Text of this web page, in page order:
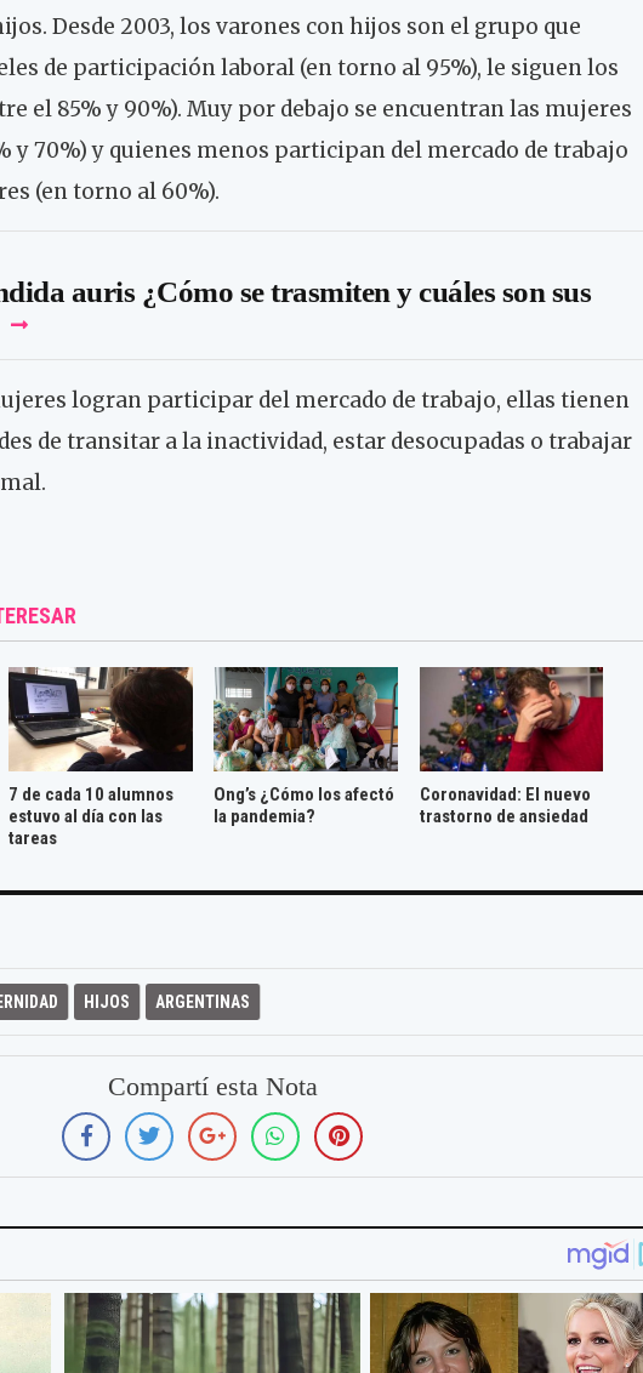
Desde 2003, los varones con hijos son el grupo que
de participación laboral (en torno al 95%), le siguen los
el 85% y 90%). Muy por debajo se encuentran las mujeres
y 70%) y quienes menos participan del mercado de trabajo
(en torno al 60%).
auris ¿Cómo se trasmiten y cuáles son sus
logran participar del mercado de trabajo, ellas tienen
de transitar a la inactividad, estar desocupadas o trabajar
7 de cada 10 alumnos
estuvo al día con las
tareas
Ong’s ¿Cómo los afectó
la pandemia?
Coronavidad: El nuevo
trastorno de ansiedad
HIJOS ARGENTINAS
Compartí esta Nota